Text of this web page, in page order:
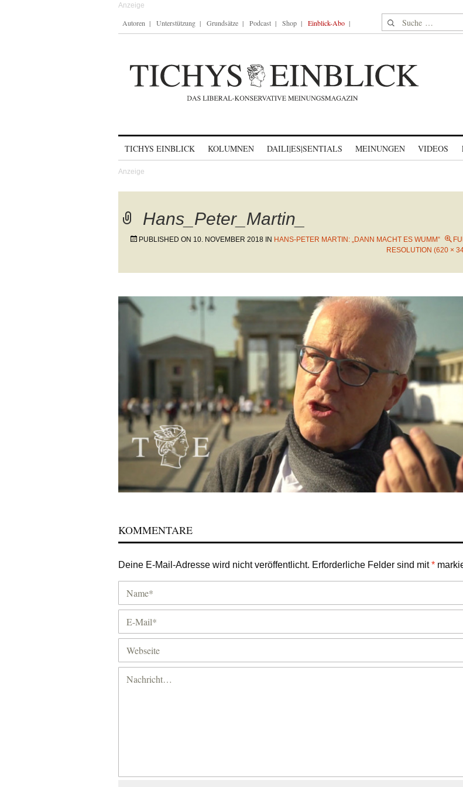
Autoren Unterstützung Grundsätze Podcast Shop Einblick-Abo Suche nach:
TICHYS EINBLICK KOLUMNEN DAILI|ES|SENTIALS MEINUNGEN VIDEOS
Hans_Peter_Martin_
PUBLISHED ON 10. NOVEMBER 2018 IN HANS-PETER MARTIN: „DANN MACHT ES WUMM“
RESOLUTION (620 ×
KOMMENTARE
Deine E-Mail-Adresse wird nicht veröffentlicht. Erforderliche Felder sind mit*